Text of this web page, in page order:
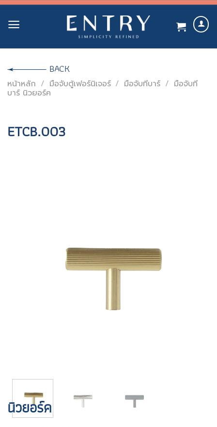
Skip
content
BACK
หน้าหลัก / มือจับตู้เฟอร์นิเจอร์ / มือจับทีบาร์ / มือจับที
บาร์ นิวยอร์ค
ETCB.003
นิวยอร์ค